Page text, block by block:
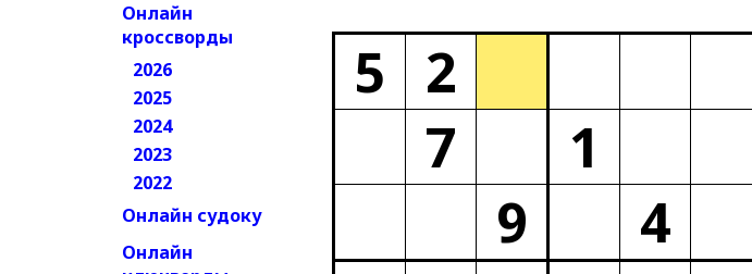
Онлайн
кроссворды
2026
2025
2024
2023
2022
Онлайн судоку
Онлайн
5 2
7
1
9
4